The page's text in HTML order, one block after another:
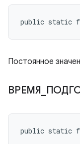
public static
Постоянное
ВРЕМЯ
public static